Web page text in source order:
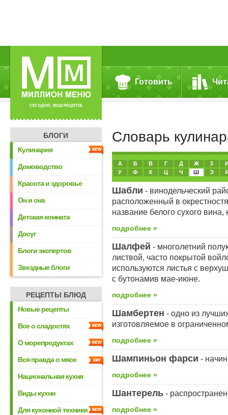
СЕГОДНЯ: 39142 РЕЦЕПТА
Готовить
БЛОГИ
Кулинария
Домоводство
Красота и здоровье
Он и она
Детская комната
Досуг
Блоги экспертов
Звездные блоги
РЕЦЕПТЫ БЛЮД
Новые рецепты
Все о сладостях
О морепродуктах
Вся правда о мясе
Национальная кухня
Виды кухни
Для кухонной техники
Словарь
Выберите
букву
А Б В Г Д Ж З
У
Ф Х Ц Ч Ш Э
Шабли - винодельческий
расположенный в
название белого сухого
подробнее »
Шалфей - многолетний
листвой, часто покрытой
используются листья с
с бутонамив мае-июне.
подробнее »
Шамбертен - одно из
изготовляемое в
подробнее »
Шампиньон фарси -
подробнее »
Шантерель -
подробнее »